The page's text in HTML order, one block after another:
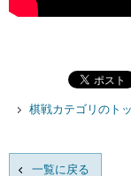
棋戦カテゴリのト
一覧に戻る